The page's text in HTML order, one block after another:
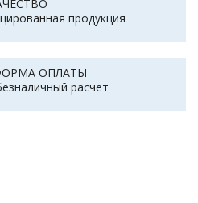
продукция
ОПЛАТЫ
расчет